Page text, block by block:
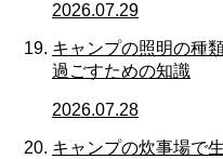
2026.07.29
キャンプの照明の種
過ごすための知識
2026.07.28
キャンプの炊事場で